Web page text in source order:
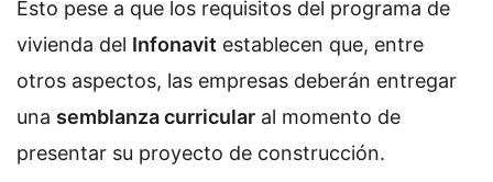
Esto pese a que los requisitos del programa de
vivienda del Infonavit establecen que, entre
otros aspectos, las empresas deberán entregar
una semblanza curricular al momento de
presentar su proyecto de construcción.